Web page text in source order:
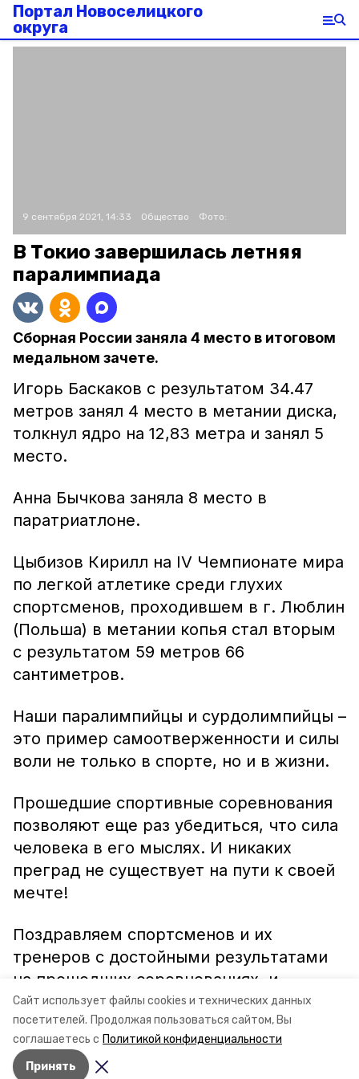
Сайт использует файлы cookies и технических данных
посетителей. Продолжая пользоваться сайтом, Вы
соглашаетесь с Политикой конфиденциальности
Принять
Портал Новоселицкого
округа
9 сентября 2021, 14:33 Общество Фото:
В Токио завершилась летняя
паралимпиада
Сборная России заняла 4 место в итоговом
медальном зачете.
Игорь Баскаков с результатом 34.47
метров занял 4 место в метании диска,
толкнул ядро на 12,83 метра и занял 5
место.
Анна Бычкова заняла 8 место в
паратриатлоне.
Цыбизов Кирилл на IV Чемпионате мира
по легкой атлетике среди глухих
спортсменов, проходившем в г. Люблин
(Польша) в метании копья стал вторым
с результатом 59 метров 66
сантиметров.
Наши паралимпийцы и сурдолимпийцы –
это пример самоотверженности и силы
воли не только в спорте, но и в жизни.
Прошедшие спортивные соревнования
позволяют еще раз убедиться, что сила
человека в его мыслях. И никаких
преград не существует на пути к своей
мечте!
Поздравляем спортсменов и их
тренеров с достойными результатами
на прошедших соревнованиях, и
благодарим всех болельщиков за
поддержку наших паралимпийцев и
сурдолимпийцев!